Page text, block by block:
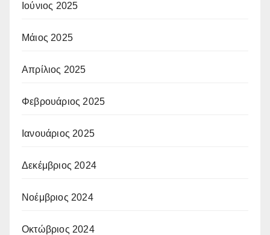
Ιούνιος 2025
Μάιος 2025
Απρίλιος 2025
Φεβρουάριος 2025
Ιανουάριος 2025
Δεκέμβριος 2024
Νοέμβριος 2024
Οκτώβριος 2024